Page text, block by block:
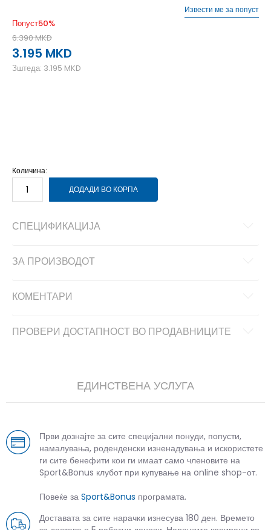
Попуст50%
6.390MKD
3.195 MKD
Зштеда: 3.195 MKD
Извести ме за попуст
Количина:
ДОДАДИ ВО КОРПА
СПЕЦИФИКАЦИЈА
ЗА ПРОИЗВОДОТ
КОМЕНТАРИ
ПРОВЕРИ ДОСТАПНОСТ ВО ПРОДАВНИЦИТЕ
ЕДИНСТВЕНА УСЛУГА
Први дознајте за сите специјални понуди, попусти,
намалувања, роденденски изненадувања и искористете
ги сите бенефити кои ги имаат само членовите на
Sport&Bonus клубот при купување на online shop-от.
Повеќе за Sport&Bonus програмата.
Доставата за сите нарачки изнесува 180 ден. Времето